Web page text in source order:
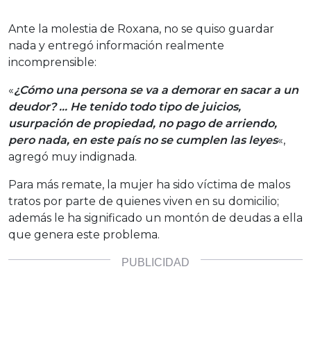
Ante la molestia de Roxana, no se quiso guardar
nada y entregó información realmente
incomprensible:
«¿Cómo una persona se va a demorar en sacar a un
deudor? … He tenido todo tipo de juicios,
usurpación de propiedad, no pago de arriendo,
pero nada, en este país no se cumplen las leyes«,
agregó muy indignada.
Para más remate, la mujer ha sido víctima de malos
tratos por parte de quienes viven en su domicilio;
además le ha significado un montón de deudas a ella
que genera este problema.